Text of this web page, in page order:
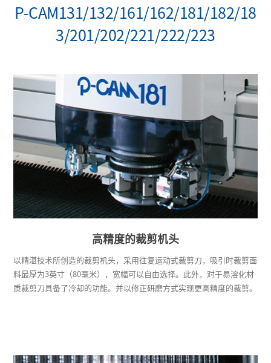
P-CAM131/132/161/162/181/182/18
3/201/202/221/222/223
高精度的裁剪机头
以精湛技术所创造的裁剪机头，采用往复运动式裁剪刀，吸引时裁剪面
料最厚为3英寸（80毫米），宽幅可以自由选择。此外，对于易溶化材
质裁剪刀具备了冷却的功能。并以修正研磨方式实现更高精度的裁剪。